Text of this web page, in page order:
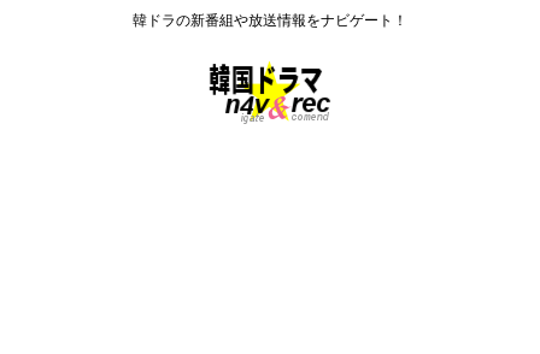
韓ドラの新番組や放送情報をナビゲート！